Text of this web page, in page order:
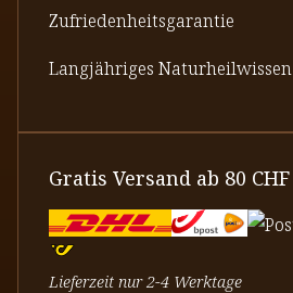
Zufriedenheitsgarantie
Langjähriges Naturheilwissen
Gratis Versand ab 80 CHF
Lieferzeit nur 2-4 Werktage